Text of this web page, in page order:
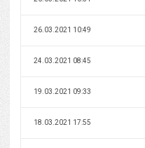
26.03.2021 10:49
24.03.2021 08:45
19.03.2021 09:33
18.03.2021 17:55